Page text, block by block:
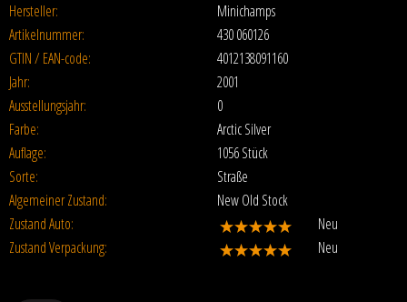
Hersteller:
Minichamps
Artikelnummer:
430 060126
GTIN / EAN-code:
4012138091160
Jahr:
2001
Ausstellungsjahr:
0
Farbe:
Arctic Silver
Auflage:
1056 Stück
Sorte:
Straße
Algemeiner Zustand:
New Old Stock
Zustand Auto:
Neu
Zustand Verpackung:
Neu